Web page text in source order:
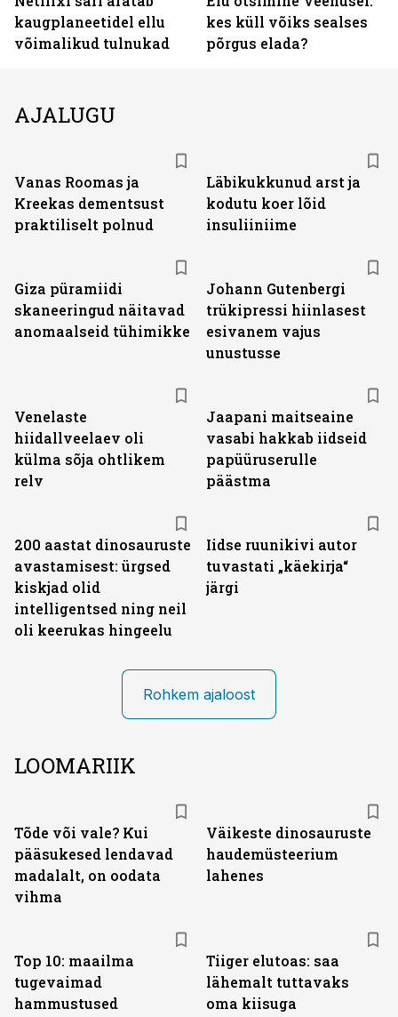
kaugplaneetidel ellu
võimalikud tulnukad
kes küll võiks sealses
põrgus elada?
AJALUGU
Vanas Roomas ja
Kreekas dementsust
praktiliselt polnud
Läbikukkunud arst ja
kodutu koer lõid
insuliiniime
Giza püramiidi
skaneeringud näitavad
anomaalseid tühimikke
Johann Gutenbergi
trükipressi hiinlasest
esivanem vajus
unustusse
Venelaste
hiidallveelaev oli
külma sõja ohtlikem
relv
Jaapani maitseaine
vasabi hakkab iidseid
papüüruserulle
päästma
200 aastat dinosauruste
avastamisest: ürgsed
kiskjad olid
intelligentsed ning neil
oli keerukas hingeelu
Iidse ruunikivi autor
tuvastati „käekirja“
järgi
Rohkem ajaloost
LOOMARIIK
Tõde või vale? Kui
pääsukesed lendavad
madalalt, on oodata
vihma
Väikeste dinosauruste
haudemüsteerium
lahenes
Top 10: maailma
tugevaimad
hammustused
Tiiger elutoas: saa
lähemalt tuttavaks
oma kiisuga